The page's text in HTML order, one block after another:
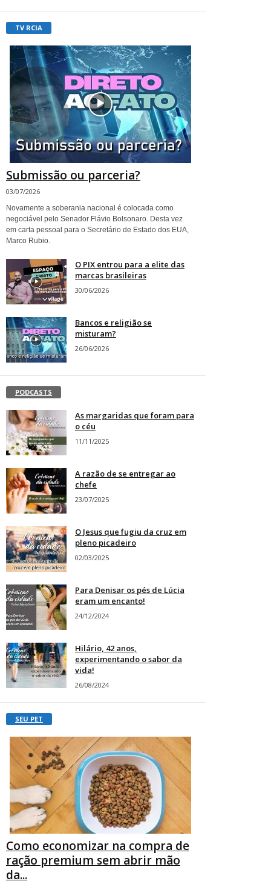
TV RCIA
Submissão ou parceria?
03/07/2026
Novamente a soberania nacional é colocada como
negociável pelo Senador Flávio Bolsonaro. Desta vez
em carta pessoal para o Secretário de Estado dos EUA,
Marco Rubio.
O PIX entrou para a elite das
marcas brasileiras
30/06/2026
Bancos e religião se
misturam?
26/06/2026
PODCASTS
As margaridas que foram para
o céu
11/11/2025
A razão de se entregar ao
chefe
23/07/2025
O Jesus que fugiu da cruz em
pleno picadeiro
02/03/2025
Para Denisar os pés de Lúcia
eram um encanto!
24/12/2024
Hilário, 42 anos,
experimentando o sabor da
vida!
26/08/2024
SEU PET
Como economizar na compra de
ração premium sem abrir mão
da...